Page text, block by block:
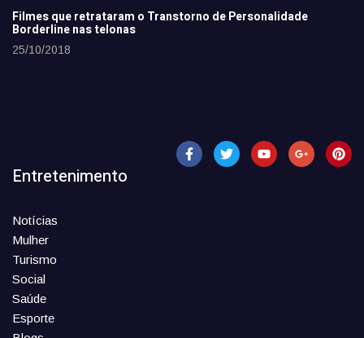
Filmes que retrataram o Transtorno de Personalidade
Borderline nas telonas
25/10/2018
Entretenimento
Notícias
Mulher
Turismo
Social
Saúde
Esporte